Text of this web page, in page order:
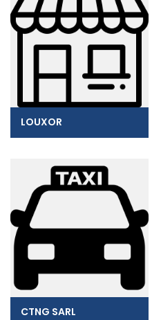
LOUXOR
CTNG SARL